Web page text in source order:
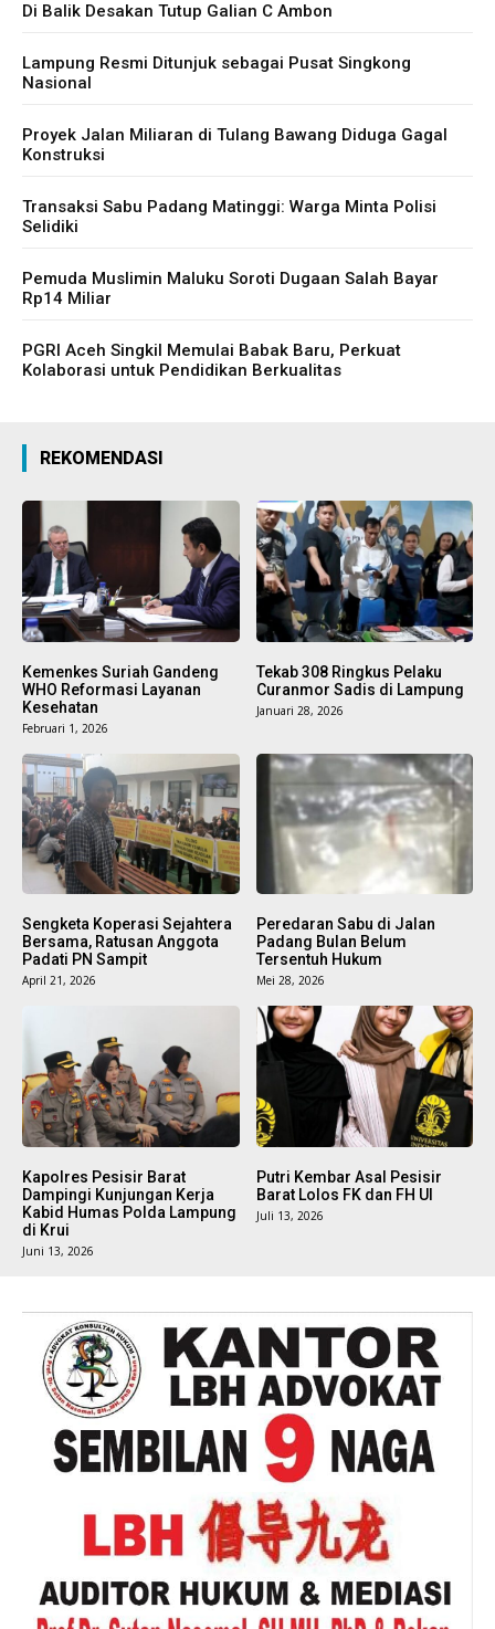
INTERNASIONAL
DAERAH
HUKUM
SOSIAL
PENDIDIKAN
TEKNOLOGI
ARTIKEL/FEATURE
OLAHRAGA
Baca Juga:
IRT Asal Banyuasin Ditemukan Tewas
Bersimbah Darah
INTERNASIONAL
DAERAH
HUKUM
SOSIAL
PENDIDIKAN
TEKNOLOGI
ARTIKEL/FEATURE
OLAHRAGA
Baca Juga:
Rapim Kemhan-TNI 2026 Fokus
Penguatan Pertahanan Negara
Di Balik Desakan Tutup Galian C Ambon
Lampung Resmi Ditunjuk sebagai Pusat Singkong
Nasional
Proyek Jalan Miliaran di Tulang Bawang Diduga Gagal
Konstruksi
Transaksi Sabu Padang Matinggi: Warga Minta Polisi
Selidiki
Pemuda Muslimin Maluku Soroti Dugaan Salah Bayar
Rp14 Miliar
PGRI Aceh Singkil Memulai Babak Baru, Perkuat
Kolaborasi untuk Pendidikan Berkualitas
REKOMENDASI
Kemenkes Suriah Gandeng
WHO Reformasi Layanan
Kesehatan
Februari 1, 2026
Tekab 308 Ringkus Pelaku
Curanmor Sadis di Lampung
Januari 28, 2026
Sengketa Koperasi Sejahtera
Bersama, Ratusan Anggota
Padati PN Sampit
April 21, 2026
Peredaran Sabu di Jalan
Padang Bulan Belum
Tersentuh Hukum
Mei 28, 2026
Kapolres Pesisir Barat
Dampingi Kunjungan Kerja
Kabid Humas Polda Lampung
di Krui
Juni 13, 2026
Putri Kembar Asal Pesisir
Barat Lolos FK dan FH UI
Juli 13, 2026